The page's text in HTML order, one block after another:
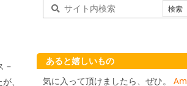
–
、
あると嬉しいもの
気に入って頂けましたら、ぜひ。 Am